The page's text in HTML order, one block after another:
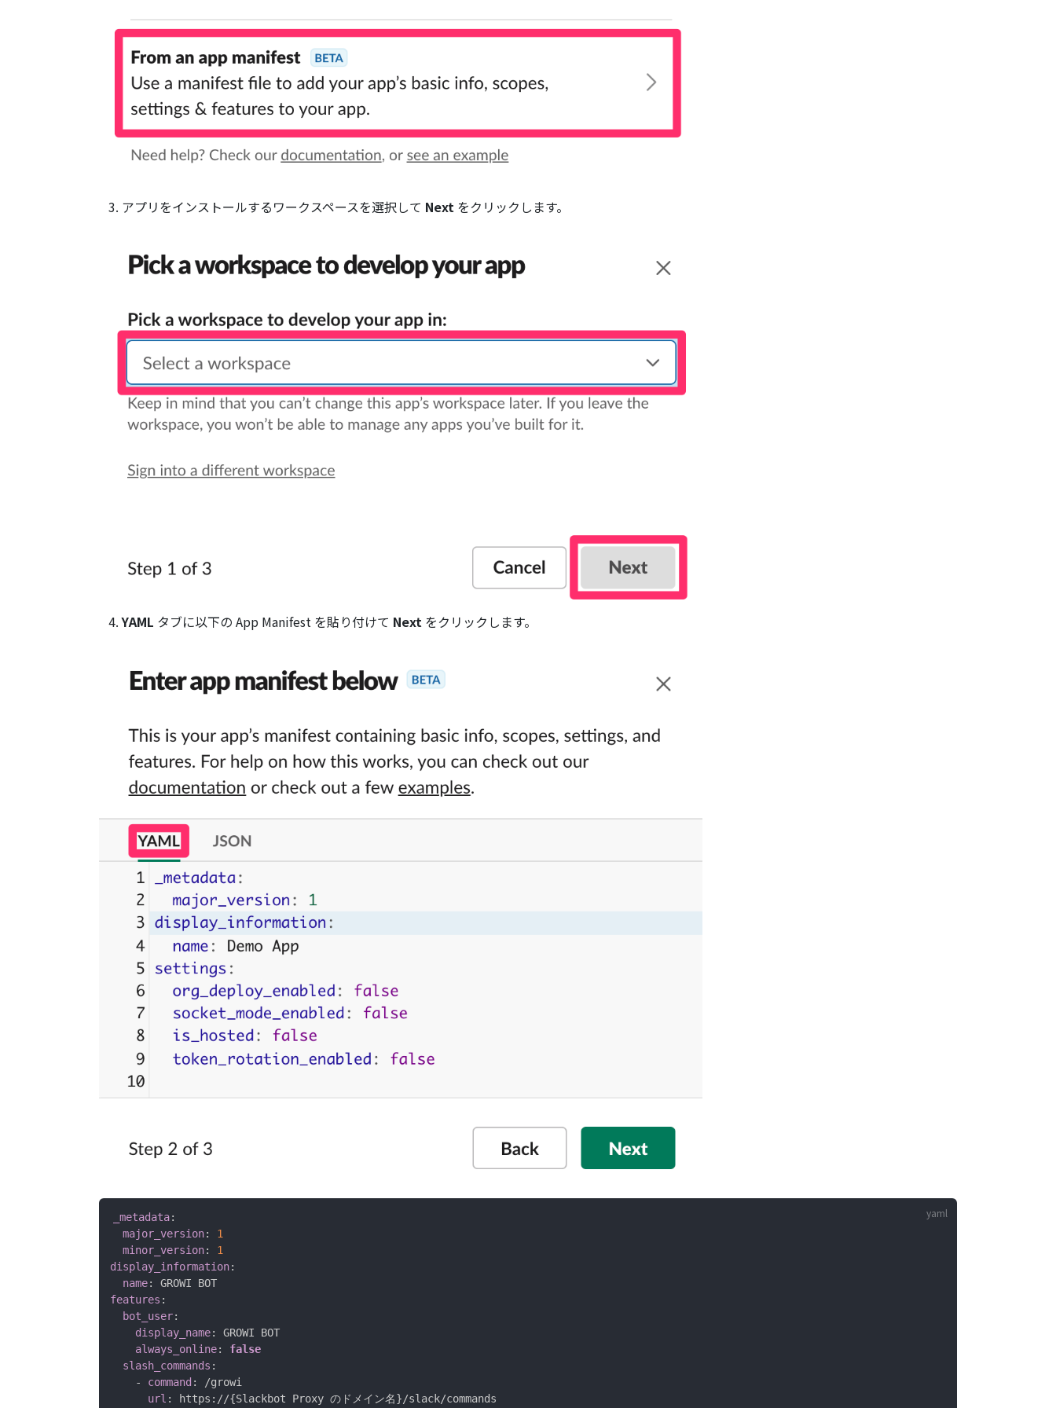
アプリをインストールするワークスペースを選択して Next をクリックします。
YAML タブに以下の App Manifest を貼り付けて Nextをクリックします。
_metadata:
major_version:
1
minor_version:
1
display_information:
name:
features :
bot_user:
display_name:
GROWI BOT
always_online:
false
slash_commands :
-
command :
/growi
url : https : //{Slackbot Proxy のドメイン名}/slack/commands